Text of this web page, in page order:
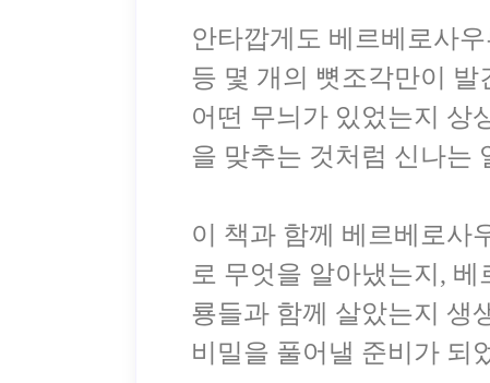
안타깝게도 베르베로사
등 몇 개의 뼛조각만이
어떤 무늬가 있었는지 상
을 맞추는 것처럼 신나는
이 책과 함께 베르베로사
로 무엇을 알아냈는지,
룡들과 함께 살았는지 생